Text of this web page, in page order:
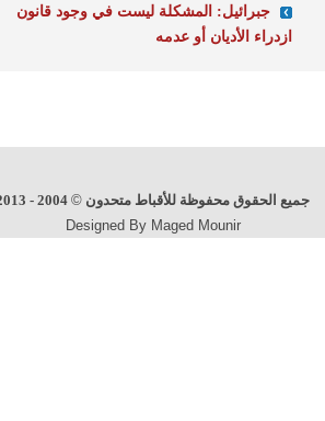
جبرائيل: المشكلة ليست في وجود قانون
ازدراء الأديان أو عدمه
جميع الحقوق محفوظة للأقباط متحدون©
2004 - 2013
Designed By Maged Mounir